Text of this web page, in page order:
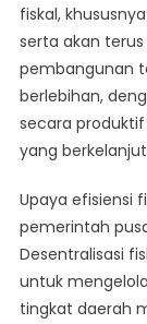
fiskal,
serta akan
pembangunan
berlebihan,
secara
yang
Upaya efisiensi
pemerintah
Desentralisasi
untuk
tingkat daerah